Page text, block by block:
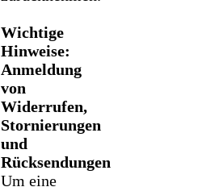
Wichtige
Hinweise:
Anmeldung
von
Widerrufen,
Stornierungen
und
Rücksendungen
Um eine